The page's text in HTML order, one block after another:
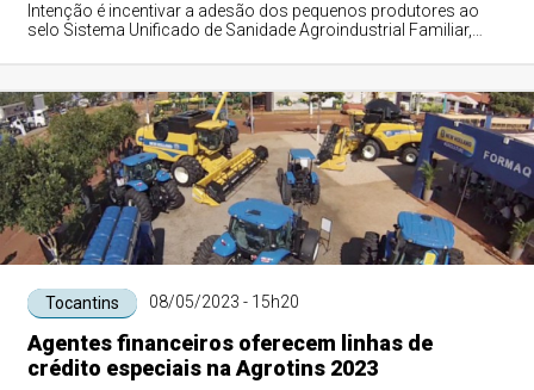
Intenção é incentivar a adesão dos pequenos produtores ao
selo Sistema Unificado de Sanidade Agroindustrial Familiar,
Tocantins 08/05/2023 - 15h20
Agentes financeiros oferecem linhas de
crédito especiais na Agrotins 2023